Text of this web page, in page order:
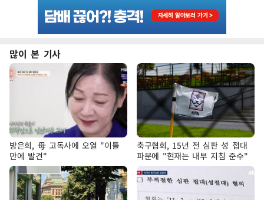
많이 본 기사
방은희, 母 고독사에 오열 "이틀
만에 발견"
축구협회, 15년 전 심판 성 접대
파문에 "현재는 내부 지침 준수"